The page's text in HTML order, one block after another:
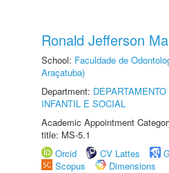
Ronald Jefferson
School: Faculdade de
Araçatuba)
Department:
INFANTIL E SOCIAL
Academic Appointment
title: MS-5.1
Orcid
CV Lattes
Scopus
Dimensions